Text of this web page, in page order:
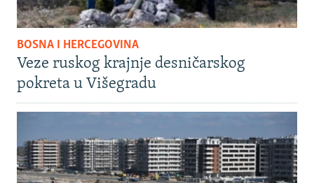
BOSNA I HERCEGOVINA
Veze ruskog krajnje desničarskog
pokreta u Višegradu